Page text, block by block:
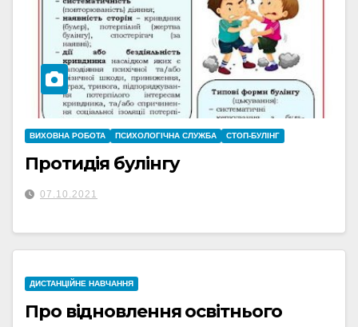
ВИХОВНА РОБОТА ПСИХОЛОГІЧНА СЛУЖБА СТОП-БУЛІНГ
Протидія булінгу
07.10.2021
ДИСТАНЦІЙНЕ НАВЧАННЯ
Про відновлення освітнього